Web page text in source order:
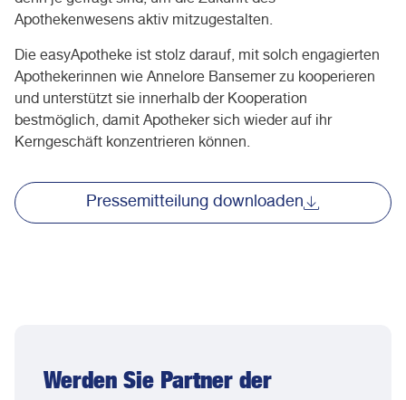
Apothekenwesens aktiv mitzugestalten.
Die easyApotheke ist stolz darauf, mit solch engagierten
Apothekerinnen wie Annelore Bansemer zu kooperieren
und unterstützt sie innerhalb der Kooperation
bestmöglich, damit Apotheker sich wieder auf ihr
Kerngeschäft konzentrieren können.
Pressemitteilung downloaden
Werden Sie Partner der